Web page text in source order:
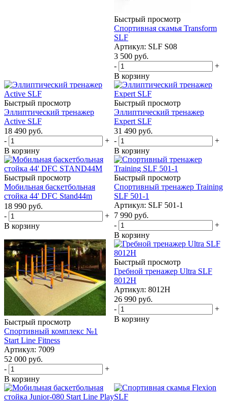
Быстрый просмотр
Спортивная скамья Transform
SLF
Артикул: SLF S08
3 500 руб.
-
+
В корзину
Быстрый просмотр
Эллиптический тренажер
Active SLF
18 490 руб.
-
+
В корзину
Быстрый просмотр
Эллиптический тренажер
Expert SLF
31 490 руб.
-
+
В корзину
Быстрый просмотр
Мобильная баскетбольная
стойка 44' DFC Stand44m
18 990 руб.
-
+
В корзину
Быстрый просмотр
Cпортивный тренажер Training
SLF 501-1
Артикул: SLF 501-1
7 990 руб.
-
+
В корзину
Быстрый просмотр
Спортивный комплекс №1
Start Line Fitness
Артикул: 7009
52 000 руб.
-
+
В корзину
Быстрый просмотр
Гребной тренажер Ultra SLF
8012H
Артикул: 8012H
26 990 руб.
-
+
В корзину